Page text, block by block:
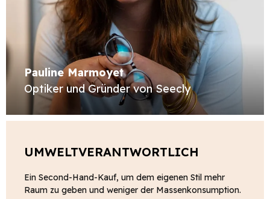
Pauline Marmoyet
Optiker und Gründer von Seecly
UMWELTVERANTWORTLICH
Ein Second-Hand-Kauf, um dem eigenen Stil mehr
Raum zu geben und weniger der Massenkonsumption.